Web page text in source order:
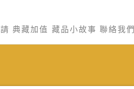
典藏加值 藏品小故事 聯絡我們